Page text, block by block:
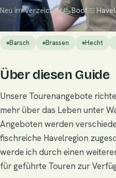
Neu im Verzeichnis Boot Havel
Barsch Brassen Hecht
Über diesen Guide
Unsere Tourenangebote
mehr über das Leben unter
Angeboten werden
fischreiche Havelregion
werde ich durch einen
für geführte Touren zur